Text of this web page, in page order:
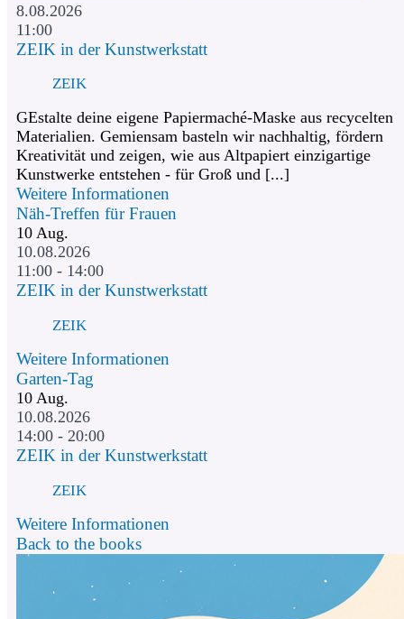
8.08.2026
11:00
ZEIK in der Kunstwerkstatt
ZEIK
GEstalte deine eigene Papiermaché-Maske aus recycelten
Materialien. Gemiensam basteln wir nachhaltig, fördern
Kreativität und zeigen, wie aus Altpapiert einzigartige
Kunstwerke entstehen - für Groß und [...]
Weitere Informationen
Näh-Treffen für Frauen
10 Aug.
10.08.2026
11:00 - 14:00
ZEIK in der Kunstwerkstatt
ZEIK
Weitere Informationen
Garten-Tag
10 Aug.
10.08.2026
14:00 - 20:00
ZEIK in der Kunstwerkstatt
ZEIK
Weitere Informationen
Back to the books